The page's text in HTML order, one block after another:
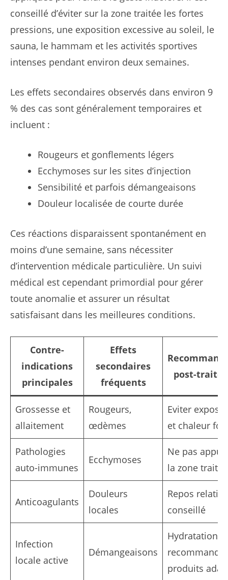
conseillé d’éviter sur la zone traitée les fortes
pressions, une exposition excessive au soleil, le
sauna, le hammam et les activités sportives
intenses pendant environ deux semaines.
Les effets secondaires observés dans environ 9
% des cas sont généralement temporaires et
incluent :
Rougeurs et gonflements légers
Ecchymoses sur les sites d’injection
Sensibilité et parfois démangeaisons
Douleur localisée de courte durée
Ces réactions disparaissent spontanément en
moins d’une semaine, sans nécessiter
d’intervention médicale particulière. Un suivi
médical est cependant primordial pour gérer
toute anomalie et assurer un résultat
satisfaisant dans les meilleures conditions.
Contre-
indications
principales
Effets
secondaires
fréquents
post-
Grossesse et
allaitement
Rougeurs,
œdèmes
Eviter
et chaleur
Pathologies
auto-immunes
Ecchymoses
Ne pas
la zone traitée
Anticoagulants
Douleurs
locales
Repos relatif
conseillé
Infection
locale active
Démangeaisons
Hydratation
produits